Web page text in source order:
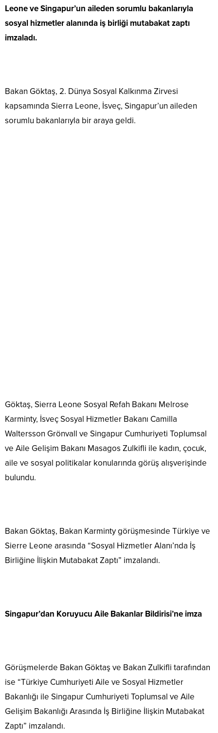
Leone ve Singapur’un aileden sorumlu bakanlarıyla
sosyal hizmetler alanında iş birliği mutabakat zaptı
imzaladı.
Bakan Göktaş, 2. Dünya Sosyal Kalkınma Zirvesi
kapsamında Sierra Leone, İsveç, Singapur’un aileden
sorumlu bakanlarıyla bir araya geldi.
Göktaş, Sierra Leone Sosyal Refah Bakanı Melrose
Karminty, İsveç Sosyal Hizmetler Bakanı Camilla
Waltersson Grönvall ve Singapur Cumhuriyeti Toplumsal
ve Aile Gelişim Bakanı Masagos Zulkifli ile kadın, çocuk,
aile ve sosyal politikalar konularında görüş alışverişinde
bulundu.
Bakan Göktaş, Bakan Karminty görüşmesinde Türkiye ve
Sierre Leone arasında “Sosyal Hizmetler Alanı’nda İş
Birliğine İlişkin Mutabakat Zaptı” imzalandı.
Singapur’dan Koruyucu Aile Bakanlar Bildirisi’ne imza
Görüşmelerde Bakan Göktaş ve Bakan Zulkifli tarafından
ise “Türkiye Cumhuriyeti Aile ve Sosyal Hizmetler
Bakanlığı ile Singapur Cumhuriyeti Toplumsal ve Aile
Gelişim Bakanlığı Arasında İş Birliğine İlişkin Mutabakat
Zaptı” imzalandı.